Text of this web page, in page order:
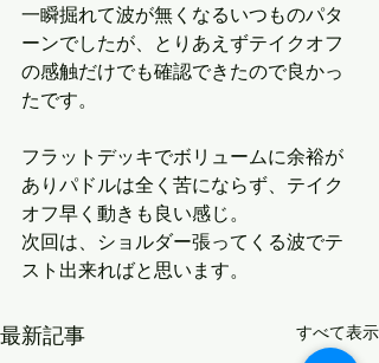
一瞬掘れて波が無くなるいつものパタ
ーンでしたが、とりあえずテイクオフ
の感触だけでも確認できたので良かっ
たです。
フラットデッキでボリュームに余裕が
ありパドルは全く苦にならず、テイク
オフ早く動きも良い感じ。
次回は、ショルダー張ってくる波でテ
スト出来ればと思います。
最新記事 すべて表示